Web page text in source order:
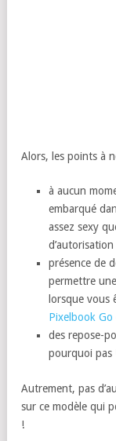
Alors, les points à
à aucun
embarqué
assez sexy
présence de
permettre
lorsque vous
Pixelbook Go
des repose-
pourquoi pas
Autrement, pas
sur ce modèle qui
!